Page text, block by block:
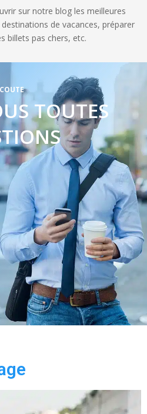
sur notre blog les meilleures
de vacances, préparer
billets pas chers, etc.
TOUTES